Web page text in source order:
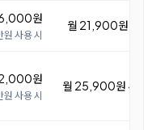
원
사용 시
월 21,900원 ~
원
사용 시
월 25,900원 ~